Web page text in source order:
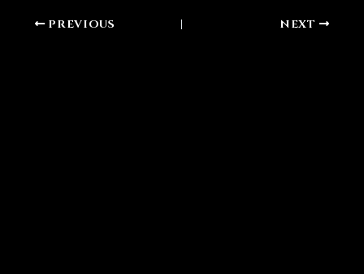
PREVIOUS NEXT